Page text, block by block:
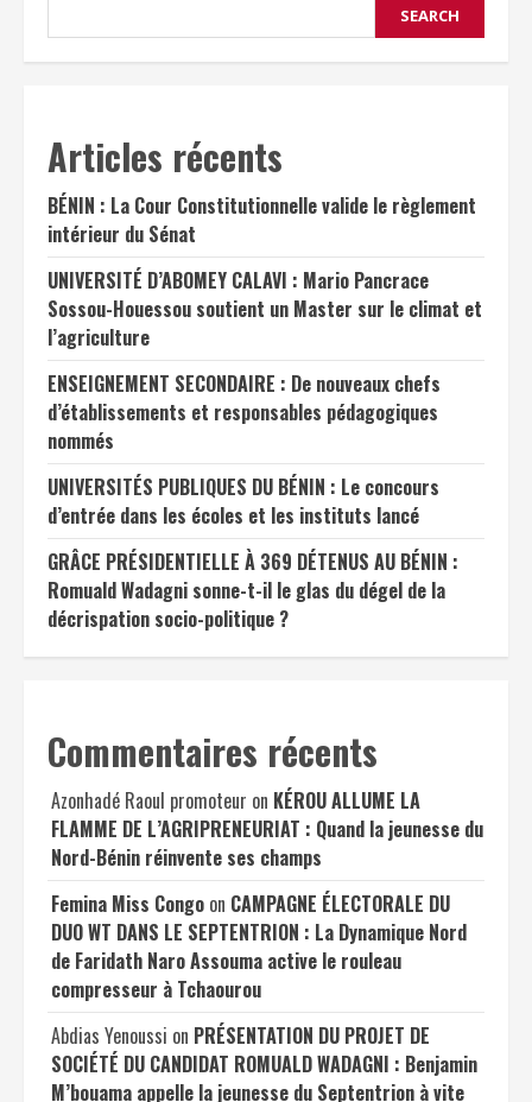
SEARCH
Articles récents
BÉNIN : La Cour Constitutionnelle valide le règlement
intérieur du Sénat
UNIVERSITÉ D’ABOMEY CALAVI : Mario Pancrace
Sossou-Houessou soutient un Master sur le climat et
l’agriculture
ENSEIGNEMENT SECONDAIRE : De nouveaux chefs
d’établissements et responsables pédagogiques
nommés
UNIVERSITÉS PUBLIQUES DU BÉNIN : Le concours
d’entrée dans les écoles et les instituts lancé
GRÂCE PRÉSIDENTIELLE À 369 DÉTENUS AU BÉNIN :
Romuald Wadagni sonne-t-il le glas du dégel de la
décrispation socio-politique ?
Commentaires récents
Azonhadé Raoul promoteur on KÉROU ALLUME LA
FLAMME DE L’AGRIPRENEURIAT : Quand la jeunesse du
Nord-Bénin réinvente ses champs
Femina Miss Congo on CAMPAGNE ÉLECTORALE DU
DUO WT DANS LE SEPTENTRION : La Dynamique Nord
de Faridath Naro Assouma active le rouleau
compresseur à Tchaourou
Abdias Yenoussi on PRÉSENTATION DU PROJET DE
SOCIÉTÉ DU CANDIDAT ROMUALD WADAGNI : Benjamin
M’bouama appelle la jeunesse du Septentrion à vite